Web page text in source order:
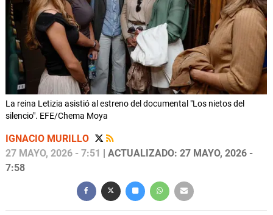
La reina Letizia asistió al estreno del documental "Los nietos del
silencio". EFE/Chema Moya
IGNACIO MURILLO
27 MAYO, 2026 - 7:51
| ACTUALIZADO: 27 MAYO, 2026 -
7:58